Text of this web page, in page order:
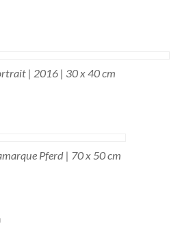
| 2016 | 30 x 40 cm
Pferd | 70 x 50 cm